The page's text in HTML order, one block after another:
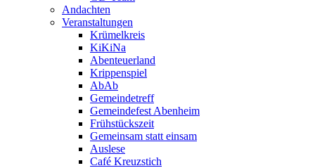
Andachten
Veranstaltungen
Krümelkreis
KiKiNa
Abenteuerland
Krippenspiel
AbAb
Gemeindetreff
Gemeindefest Abenheim
Frühstückszeit
Gemeinsam statt einsam
Auslese
Café Kreuzstich